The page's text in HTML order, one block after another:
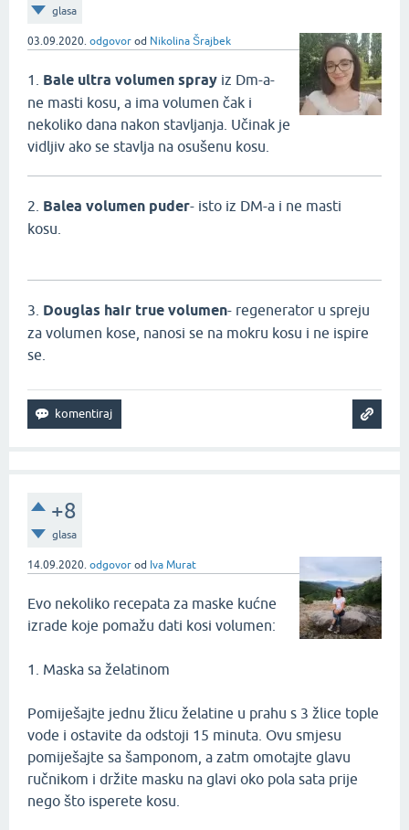
glasa
03.09.2020. odgovor od Nikolina Šrajbek
1. Bale ultra volumen spray iz Dm-a-
ne masti kosu, a ima volumen čak i
nekoliko dana nakon stavljanja. Učinak je
vidljiv ako se stavlja na osušenu kosu.
2. Balea volumen puder- isto iz DM-a i ne masti
kosu.
3. Douglas hair true volumen- regenerator u spreju
za volumen kose, nanosi se na mokru kosu i ne ispire
se.
+8
glasa
14.09.2020. odgovor od Iva Murat
Evo nekoliko recepata za maske kućne
izrade koje pomažu dati kosi volumen:
1. Maska sa želatinom
Pomiješajte jednu žlicu želatine u prahu s 3 žlice tople
vode i ostavite da odstoji 15 minuta. Ovu smjesu
pomiješajte sa šamponom, a zatm omotajte glavu
ručnikom i držite masku na glavi oko pola sata prije
nego što isperete kosu.